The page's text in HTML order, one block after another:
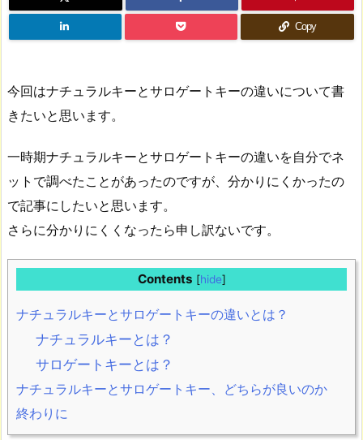
Copy
今回はナチュラルキーとサロゲートキーの違いについて書
きたいと思います。
一時期ナチュラルキーとサロゲートキーの違いを自分でネ
ットで調べたことがあったのですが、分かりにくかったの
で記事にしたいと思います。
さらに分かりにくくなったら申し訳ないです。
Contents [hide]
ナチュラルキーとサロゲートキーの違いとは？
ナチュラルキーとは？
サロゲートキーとは？
ナチュラルキーとサロゲートキー、どちらが良いのか
終わりに